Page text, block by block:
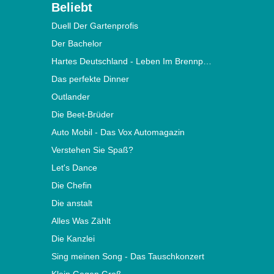
Beliebt
Duell Der Gartenprofis
Der Bachelor
Hartes Deutschland - Leben Im Brennpunkt
Das perfekte Dinner
Outlander
Die Beet-Brüder
Auto Mobil - Das Vox Automagazin
Verstehen Sie Spaß?
Let's Dance
Die Chefin
Die anstalt
Alles Was Zählt
Die Kanzlei
Sing meinen Song - Das Tauschkonzert